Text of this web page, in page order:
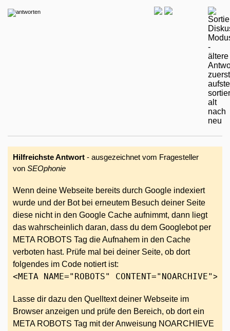
Hilfreichste Antwort - ausgezeichnet vom Fragesteller
von SEOphonie
Wenn deine Webseite bereits durch Google indexiert
wurde und der Bot bei erneutem Besuch deiner Seite
diese nicht in den Google Cache aufnimmt, dann liegt
das wahrscheinlich daran, dass du dem Googlebot per
META ROBOTS Tag die Aufnahem in den Cache
verboten hast. Prüfe mal bei deiner Seite, ob dort
folgendes im Code notiert ist:
<META NAME="ROBOTS" CONTENT="NOARCHIVE">
Lasse dir dazu den Quelltext deiner Webseite im
Browser anzeigen und prüfe den Bereich, ob dort ein
META ROBOTS Tag mit der Anweisung NOARCHIEVE